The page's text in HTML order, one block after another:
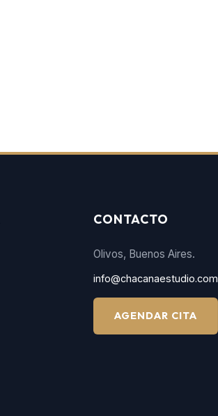
CONTACTO
Olivos, Buenos Aires.
info@chacanaestudio.com
AGENDAR CITA